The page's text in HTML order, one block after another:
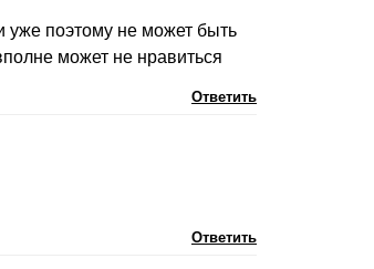
уже поэтому не может быть
может не нравиться
Ответить
Ответить